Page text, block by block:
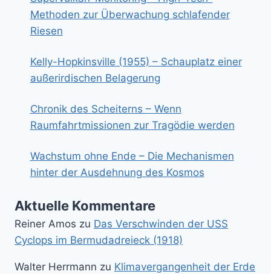
Methoden zur Überwachung schlafender
Riesen
Kelly-Hopkinsville (1955) – Schauplatz einer
außerirdischen Belagerung
Chronik des Scheiterns – Wenn
Raumfahrtmissionen zur Tragödie werden
Wachstum ohne Ende – Die Mechanismen
hinter der Ausdehnung des Kosmos
Aktuelle Kommentare
Reiner Amos zu Das Verschwinden der USS
Cyclops im Bermudadreieck (1918)
Walter Herrmann zu Klimavergangenheit der Erde